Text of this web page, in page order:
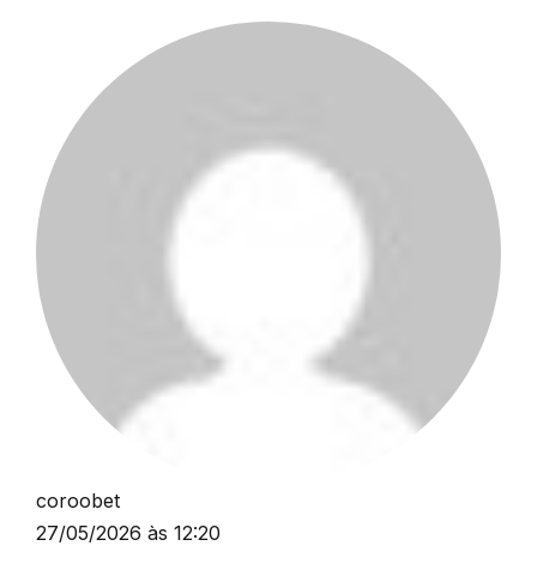
coroobet
27/05/2026 às 12:20